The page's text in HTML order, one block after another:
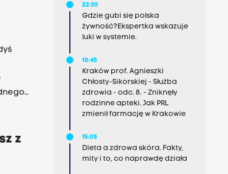
z
22:30
Gdzie gubi się polska
żywność?Ekspertka wskazuje
luki w systemie.
10:45
Kraków prof. Agnieszki
Chłosty-Sikorskiej - Służba
zdrowia - odc. 8. - Zniknęły
rodzinne apteki. Jak PRL
zmienił farmację w Krakowie
15:05
Dieta a zdrowa skóra. Fakty,
mity i to, co naprawdę działa